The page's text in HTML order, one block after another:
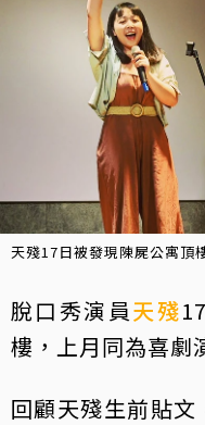
天殘17日被發現陳屍公寓頂
脫口秀演員天殘
樓，上月同為喜劇
回顧天殘生前貼文